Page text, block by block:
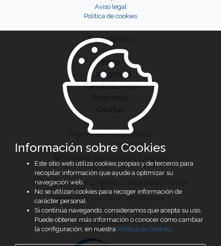
Aviso legal
Política de cookies
Secciones
Inicio
La Agencia
Candidatos/as
Empresas
Ofertas
Agencia autorizada
Agencia de Colocación 1600000091
Colaboradores
Información sobre Cookies
Este sitio web utiliza cookies propias y de terceros para
recopilar información que ayude a optimizar su
navegación web.
No se utilizan cookies para recoger información de
carácter personal.
Si continúa navegando, consideramos que acepta su uso.
Puede obtener más información o conocer cómo cambiar
la configuración, en nuestra Política de Cookies.